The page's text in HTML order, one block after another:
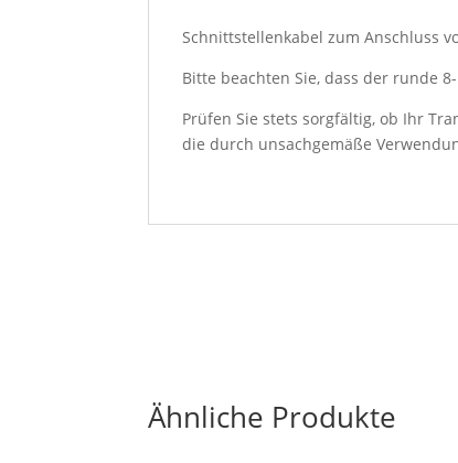
Schnittstellenkabel zum Anschluss
Bitte beachten Sie, dass der runde
Prüfen Sie stets sorgfältig, ob Ihr
die durch unsachgemäße
Ähnliche Produkte